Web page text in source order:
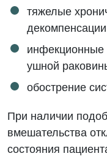
тяжелые
инфекционные
ушной
обострение
При наличии
вмешательства
состояния